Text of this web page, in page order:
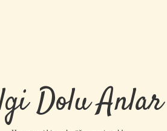
Dolu Anlar